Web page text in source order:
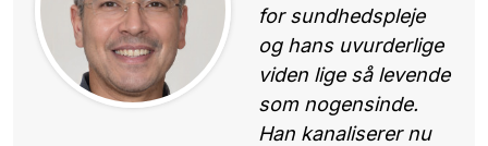
for sundhedspleje
og hans uvurderlige
viden lige så levende
som nogensinde.
Han kanaliserer nu